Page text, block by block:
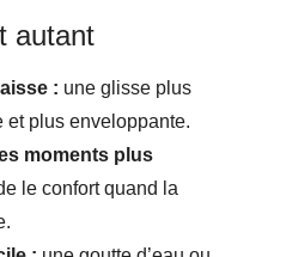
autant
: une glisse plus
et plus enveloppante.
moments plus
le confort quand la